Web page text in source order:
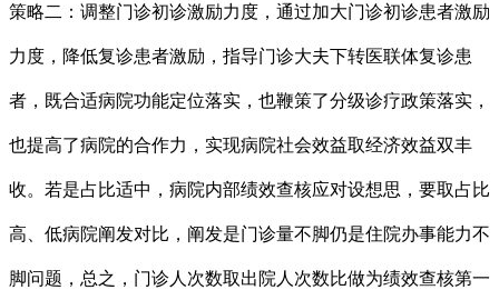
策略二：调整门诊初诊激励力度，通过加大门诊初诊患者激励
力度，降低复诊患者激励，指导门诊大夫下转医联体复诊患
者，既合适病院功能定位落实，也鞭策了分级诊疗政策落实，
也提高了病院的合作力，实现病院社会效益取经济效益双丰
收。若是占比适中，病院内部绩效查核应对设想思，要取占比
高、低病院阐发对比，阐发是门诊量不脚仍是住院办事能力不
脚问题，总之，门诊人次数取出院人次数比做为绩效查核第一